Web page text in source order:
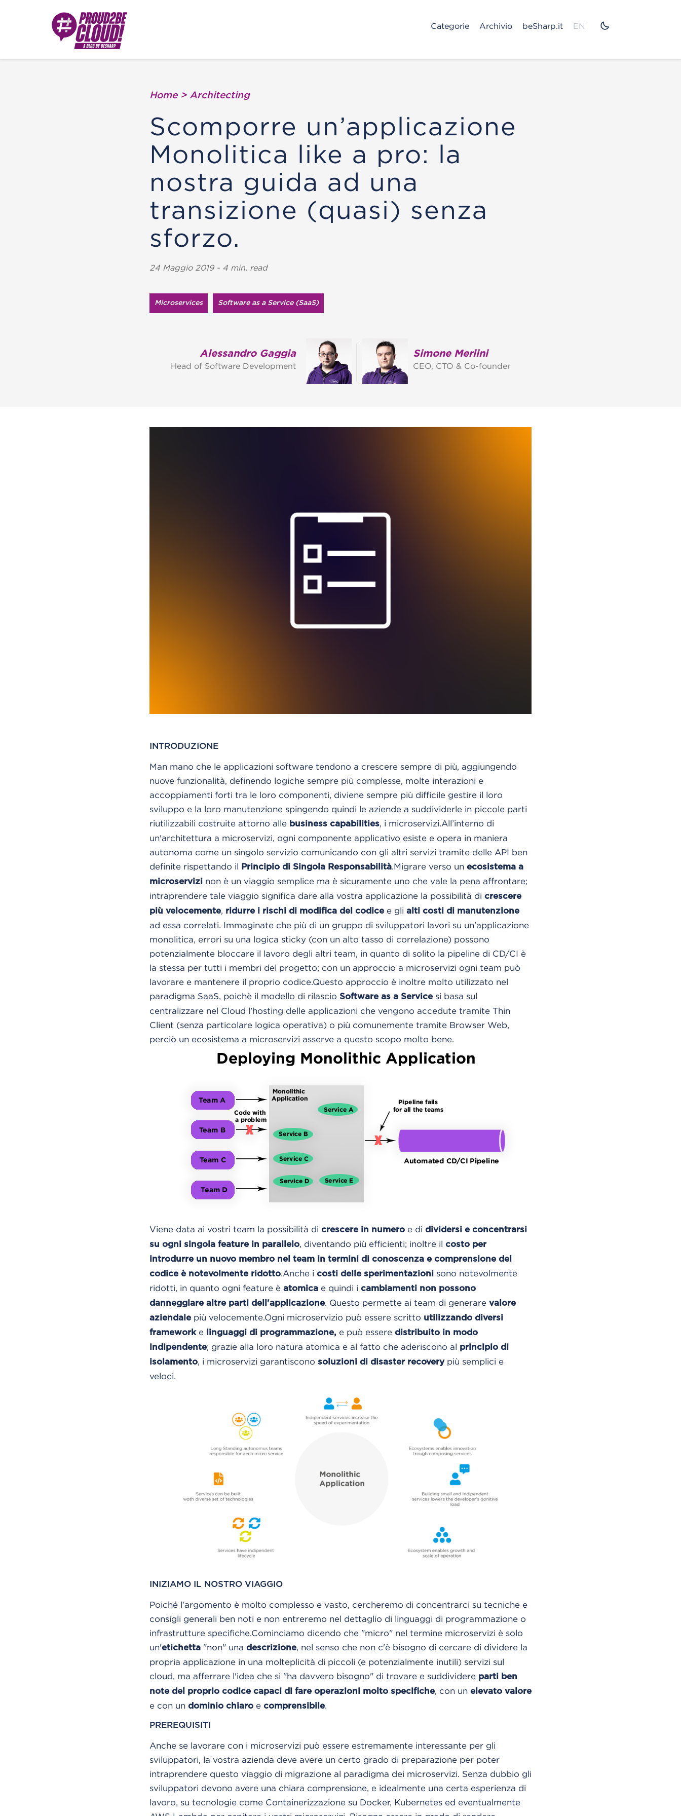
Categorie Archivio beSharp.it EN
Home > Architecting
Scomporre un’applicazione
Monolitica like a pro: la
nostra guida ad una
transizione (quasi) senza
sforzo.
24 Maggio 2019 - 4 min. read
Microservices Software as a Service (SaaS)
Alessandro Gaggia
Head of Software Development
Simone Merlini
CEO, CTO & Co-founder
INTRODUZIONE
Man mano che le applicazioni software tendono a crescere sempre di più, aggiungendo
nuove funzionalità, definendo logiche sempre più complesse, molte interazioni e
accoppiamenti forti tra le loro componenti, diviene sempre più difficile gestire il loro
sviluppo e la loro manutenzione spingendo quindi le aziende a suddividerle in piccole parti
riutilizzabili costruite attorno alle business capabilities, i microservizi.All’interno di
un'architettura a microservizi, ogni componente applicativo esiste e opera in maniera
autonoma come un singolo servizio comunicando con gli altri servizi tramite delle API ben
definite rispettando il Principio di Singola Responsabilità.Migrare verso un ecosistema a
microservizinon è un viaggio semplice ma è sicuramente uno che vale la pena affrontare;
intraprendere tale viaggio significa dare alla vostra applicazione la possibilità di crescere
più velocemente, ridurre i rischi di modifica del codicee gli alti costi di manutenzione
ad essa correlati. Immaginate che più di un gruppo di sviluppatori lavori su un'applicazione
monolitica, errori su una logica sticky (con un alto tasso di correlazione) possono
potenzialmente bloccare il lavoro degli altri team, in quanto di solito la pipeline di CD/CI è
la stessa per tutti i membri del progetto; con un approccio a microservizi ogni team può
lavorare e mantenere il proprio codice.Questo approccio è inoltre molto utilizzato nel
paradigma SaaS, poichè il modello di rilascio Software as a Service si basa sul
centralizzare nel Cloud l’hosting delle applicazioni che vengono accedute tramite Thin
Client (senza particolare logica operativa) o più comunemente tramite Browser Web,
perciò un ecosistema a microservizi asserve a questo scopo molto bene.
Viene data ai vostri team la possibilità di crescere in numeroe di dividersi e concentrarsi
su ogni singola feature in parallelo, diventando più efficienti; inoltre il costo per
introdurre un nuovo membro nel team in termini di conoscenza e comprensione del
codice è notevolmente ridotto.Anche i costi delle sperimentazionisono notevolmente
ridotti, in quanto ogni feature è atomicae quindi i cambiamenti non possono
danneggiare altre parti dell'applicazione. Questo permette ai team di generare valore
aziendale più velocemente.Ogni microservizio può essere scritto utilizzando diversi
frameworke linguaggi di programmazione, e può essere distribuito in modo
indipendente; grazie alla loro natura atomica e al fatto che aderiscono al principio di
isolamento, i microservizi garantiscono soluzioni di disaster recoverypiù semplici e
veloci.
INIZIAMO IL NOSTRO VIAGGIO
Poiché l'argomento è molto complesso e vasto, cercheremo di concentrarci su tecniche e
consigli generali ben noti e non entreremo nel dettaglio di linguaggi di programmazione o
infrastrutture specifiche.Cominciamo dicendo che "micro" nel termine microservizi è solo
un'etichetta"non" una descrizione, nel senso che non c'è bisogno di cercare di dividere la
propria applicazione in una molteplicità di piccoli (e potenzialmente inutili) servizi sul
cloud, ma afferrare l'idea che si "ha davvero bisogno" di trovare e suddividere parti ben
note del proprio codice capaci di fare operazioni molto specifiche, con un elevato valore
e con un dominio chiaroe comprensibile.
PREREQUISITI
Anche se lavorare con i microservizi può essere estremamente interessante per gli
sviluppatori, la vostra azienda deve avere un certo grado di preparazione per poter
intraprendere questo viaggio di migrazione al paradigma dei microservizi. Senza dubbio gli
sviluppatori devono avere una chiara comprensione, e idealmente una certa esperienza di
lavoro, su tecnologie come Containerizzazione su Docker, Kubernetes ed eventualmente